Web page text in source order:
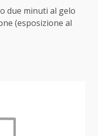
due minuti al gelo
(esposizione al